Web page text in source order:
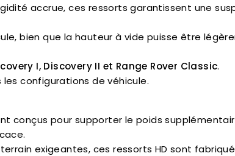
accrue, ces ressorts garantissent une
bien que la hauteur à vide puisse être
I, Discovery II et Range Rover Classic.
configurations de véhicule.
conçus pour supporter le poids
exigeantes, ces ressorts HD sont